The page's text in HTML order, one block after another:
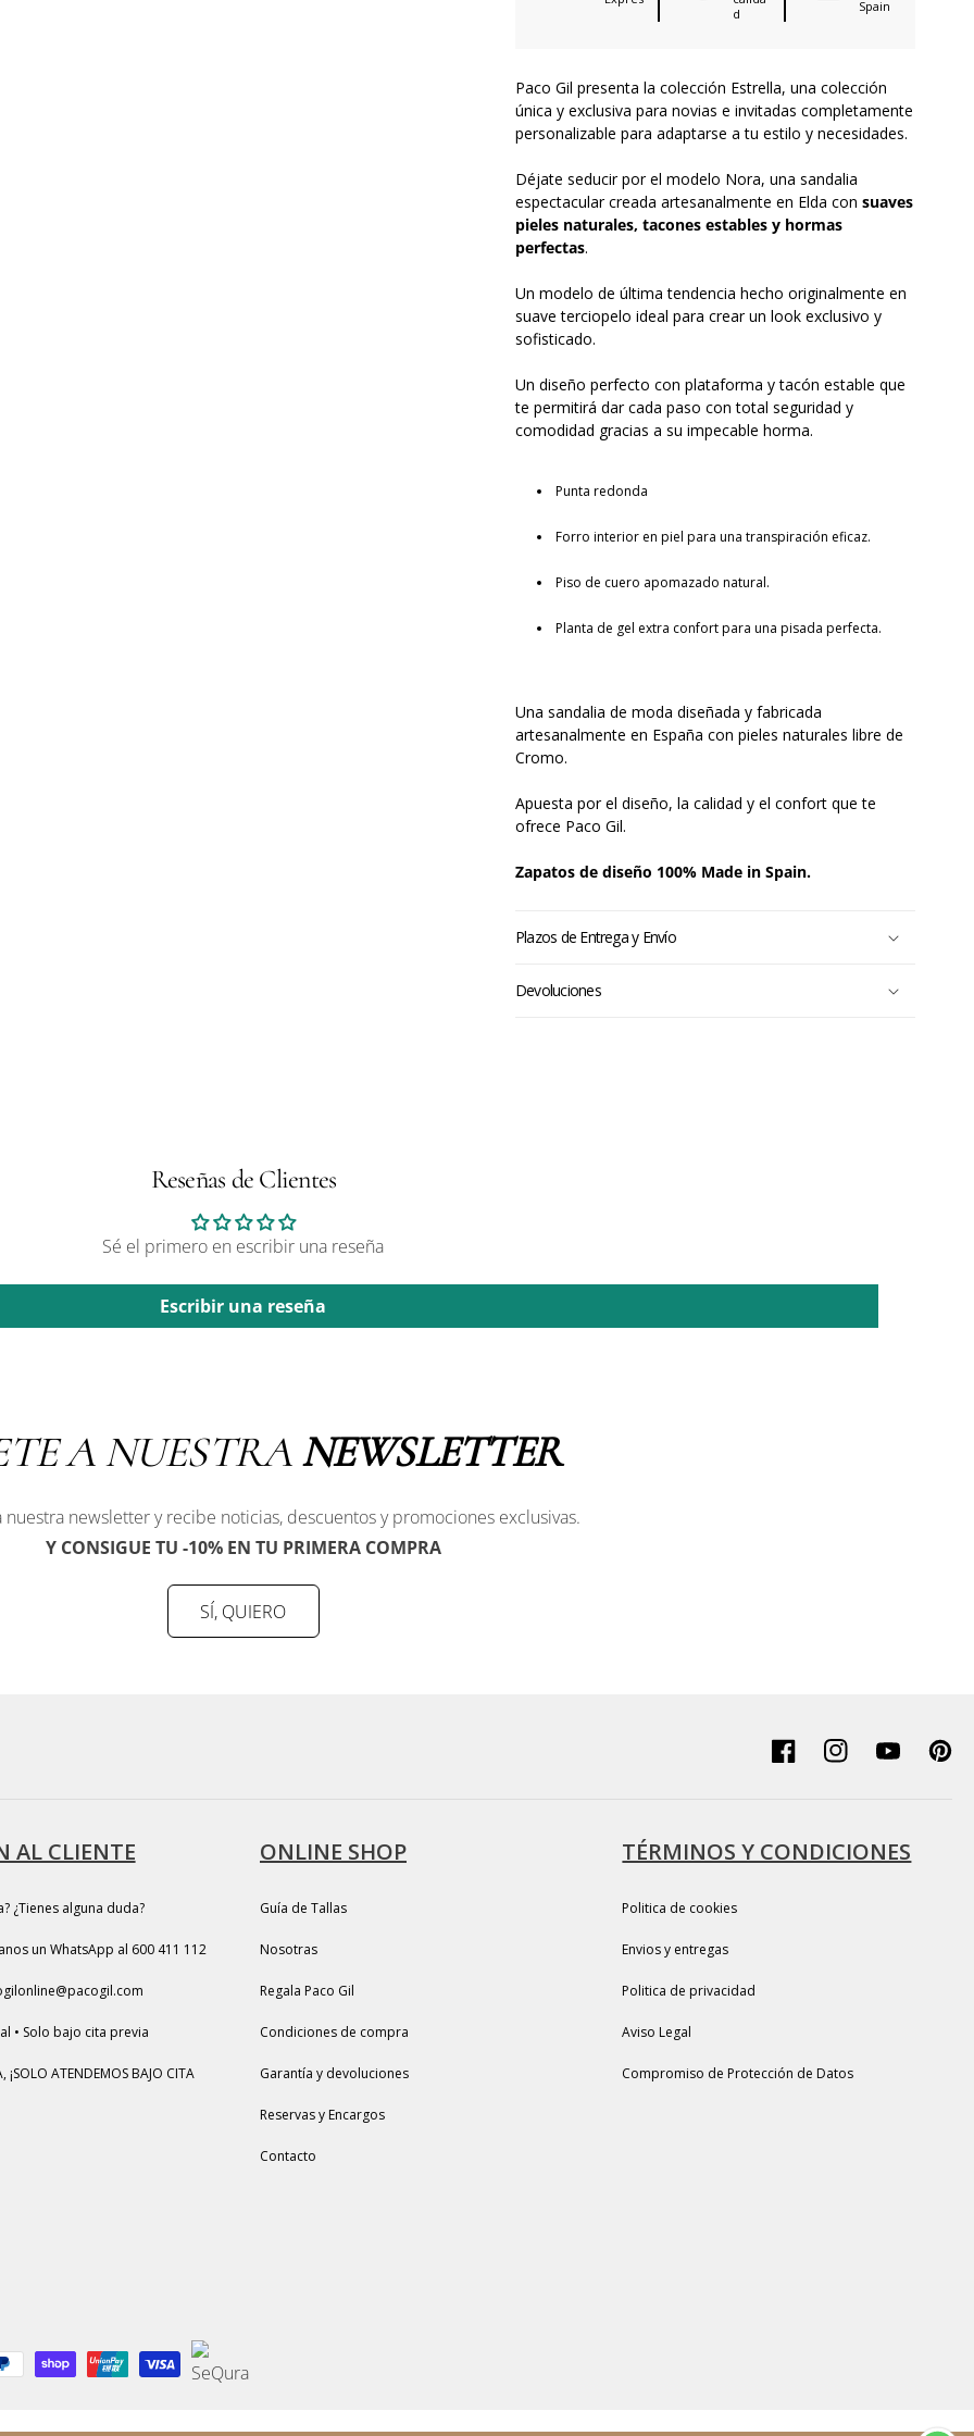
d
Spain
Paco Gil presenta la colección Estrella, una colección
única y exclusiva para novias e invitadas completamente
personalizable para adaptarse a tu estilo y necesidades.
Déjate seducir por el modelo Nora, una sandalia
espectacular creada artesanalmente en Elda con suaves
pieles naturales, tacones estables y hormas
perfectas.
Un modelo de última tendencia hecho originalmente en
suave terciopelo ideal para crear un look exclusivo y
sofisticado.
Un diseño perfecto con plataforma y tacón estable que
te permitirá dar cada paso con total seguridad y
comodidad gracias a su impecable horma.
Punta redonda
Forro interior en piel para una transpiración eficaz.
Piso de cuero apomazado natural.
Planta de gel extra confort para una pisada perfecta.
Una sandalia de moda diseñada y fabricada
artesanalmente en España con pieles naturales libre de
Cromo.
Apuesta por el diseño, la calidad y el confort que te
ofrece Paco Gil.
Zapatos de diseño 100% Made in Spain.
Plazos de Entrega y Envío
Devoluciones
Reseñas de Clientes
Sé el primero en escribir una reseña
Escribir una reseña
A NUESTRANEWSLETTER
nuestra newsletter y recibe noticias, descuentos y promociones exclusivas.
Y CONSIGUE TU -10% EN TU PRIMERA COMPRA
SÍ, QUIERO
FacebookInstagramYouTube
AL CLIENTE
¿Tienes alguna duda?
un WhatsApp al 600 411 112
• Solo bajo cita previa
¡SOLO ATENDEMOS BAJO CITA
ONLINE SHOP
Guía de Tallas
Nosotras
Regala Paco Gil
Condiciones de compra
Garantía y devoluciones
Reservas y Encargos
Contacto
TÉRMINOS Y CONDICIONES
Politica de cookies
Envios y entregas
Politica de privacidad
Aviso Legal
Compromiso de Protección de Datos